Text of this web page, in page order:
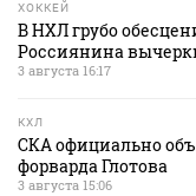
ХОККЕЙ
В НХЛ грубо
Россиянина
3 августа 16:17
КХЛ
СКА официально
форварда Глотова
3 августа 15:06